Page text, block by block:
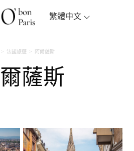
繁體中文
法國旅遊 阿爾薩斯
阿爾薩斯